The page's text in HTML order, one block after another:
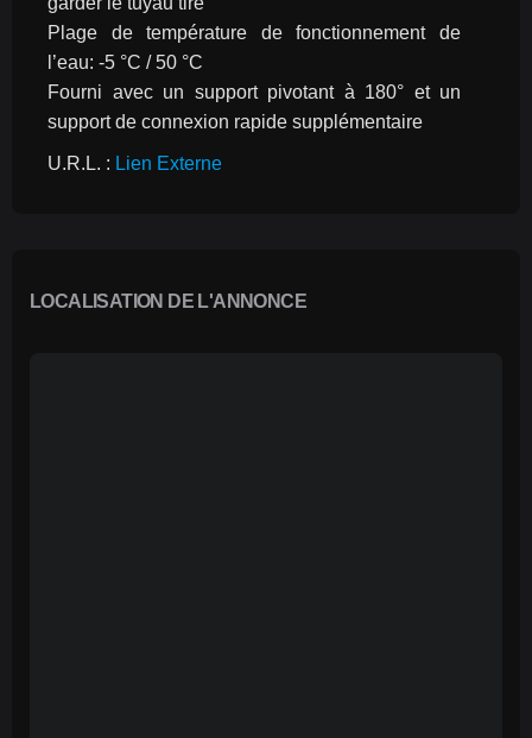
Plage de température de fonctionnement de
l’eau: -5 °C / 50 °C
Fourni avec un support pivotant à 180° et un
support de connexion rapide supplémentaire
U.R.L. : Lien Externe
LOCALISATION DE L'ANNONCE